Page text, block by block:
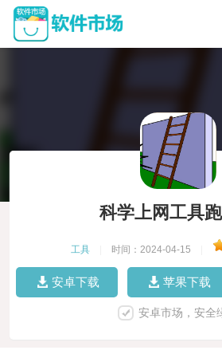
科学上网工具
工具 时间：2024-04-15
安卓下载 苹果下载
安卓市场，安全